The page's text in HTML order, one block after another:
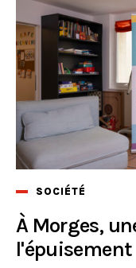
SOCIÉTÉ
À Morges,
l'épuisement